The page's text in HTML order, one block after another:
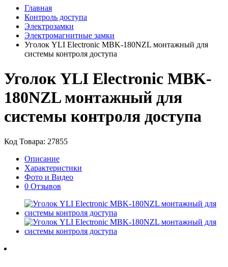
Главная
Контроль доступа
Электрозамки
Электромагнитные замки
Уголок YLI Electronic MBK-180NZL монтажный для
системы контроля доступа
Уголок YLI Electronic MBK-
180NZL монтажный для
системы контроля доступа
Код Товара: 27855
Описание
Характеристики
Фото и Видео
0 Отзывов